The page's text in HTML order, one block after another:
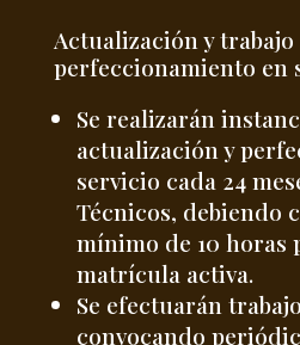
Actualización y trabajo
perfeccionamiento en
Se realizarán
actualización y
servicio cada 24
Técnicos, debiendo
mínimo de 10 horas
matrícula activa.
Se efectuarán
convocando